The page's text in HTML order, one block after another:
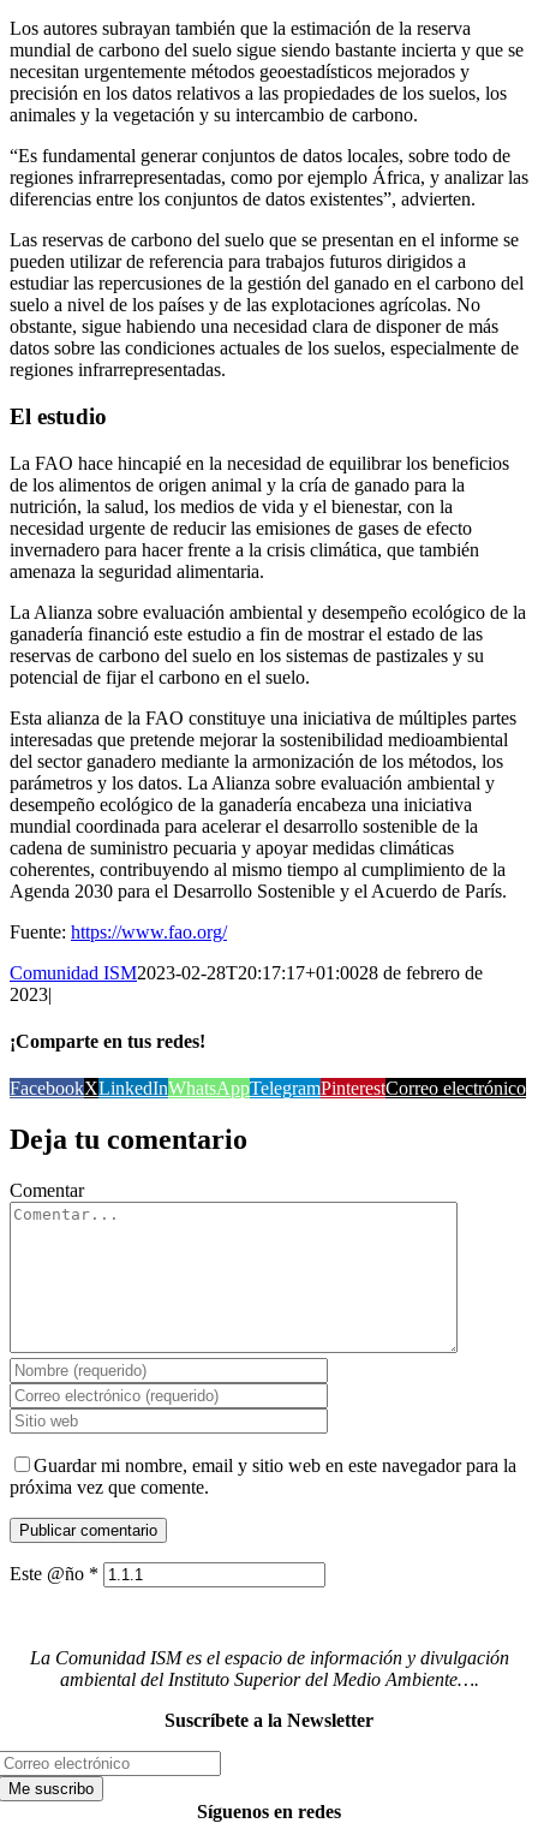
Los autores subrayan también que la estimación de la reserva
mundial de carbono del suelo sigue siendo bastante incierta y que se
necesitan urgentemente métodos geoestadísticos mejorados y
precisión en los datos relativos a las propiedades de los suelos, los
animales y la vegetación y su intercambio de carbono.
“Es fundamental generar conjuntos de datos locales, sobre todo de
regiones infrarrepresentadas, como por ejemplo África, y analizar las
diferencias entre los conjuntos de datos existentes”, advierten.
Las reservas de carbono del suelo que se presentan en el informe se
pueden utilizar de referencia para trabajos futuros dirigidos a
estudiar las repercusiones de la gestión del ganado en el carbono del
suelo a nivel de los países y de las explotaciones agrícolas. No
obstante, sigue habiendo una necesidad clara de disponer de más
datos sobre las condiciones actuales de los suelos, especialmente de
regiones infrarrepresentadas.
El estudio
La FAO hace hincapié en la necesidad de equilibrar los beneficios
de los alimentos de origen animal y la cría de ganado para la
nutrición, la salud, los medios de vida y el bienestar, con la
necesidad urgente de reducir las emisiones de gases de efecto
invernadero para hacer frente a la crisis climática, que también
amenaza la seguridad alimentaria.
La Alianza sobre evaluación ambiental y desempeño ecológico de la
ganadería financió este estudio a fin de mostrar el estado de las
reservas de carbono del suelo en los sistemas de pastizales y su
potencial de fijar el carbono en el suelo.
Esta alianza de la FAO constituye una iniciativa de múltiples partes
interesadas que pretende mejorar la sostenibilidad medioambiental
del sector ganadero mediante la armonización de los métodos, los
parámetros y los datos. La Alianza sobre evaluación ambiental y
desempeño ecológico de la ganadería encabeza una iniciativa
mundial coordinada para acelerar el desarrollo sostenible de la
cadena de suministro pecuaria y apoyar medidas climáticas
coherentes, contribuyendo al mismo tiempo al cumplimiento de la
Agenda 2030 para el Desarrollo Sostenible y el Acuerdo de París.
Fuente: https://www.fao.org/
Comunidad ISM2023-02-28T20:17:17+01:0028 de febrero de
2023|
¡Comparte en tus redes!
FacebookXLinkedInWhatsAppTelegramPinterestCorreo electrónico
Deja tu comentario
Comentar
Guardar mi nombre, email y sitio web en este navegador para la
próxima vez que comente.
Este @ño *
La Comunidad ISM es el espacio de información y divulgación
ambiental del Instituto Superior del Medio Ambiente….
Suscríbete a la Newsletter
Síguenos en redes